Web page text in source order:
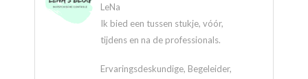
LeNa
Ik bied een tussen stukje, vóór,
tijdens en na de professionals.
Ervaringsdeskundige, Begeleider,